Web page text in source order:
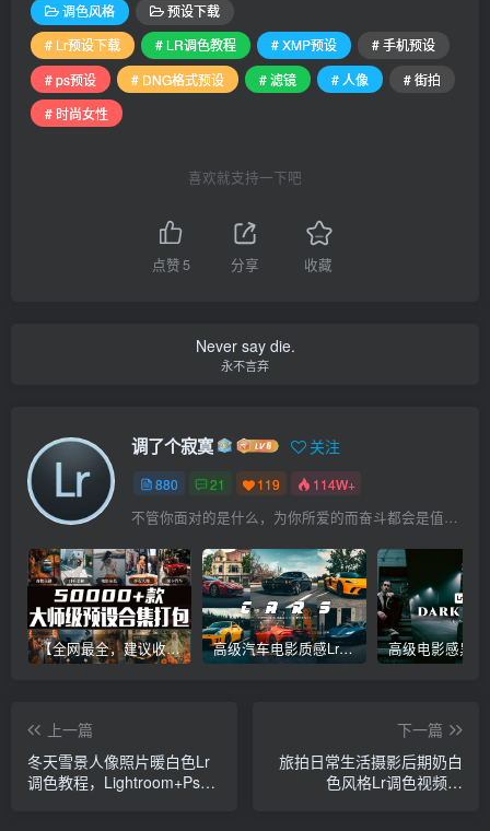
调色风格
预设下载
# Lr预设下载
# LR调色教程 # XMP预设
# 手机预设
# ps预设
# DNG格式预设 # 滤镜 # 人像
# 街拍
# 时尚女性
喜欢就支持一下吧
点赞 5 分享 收藏
Never say die.
永不言弃
调了个寂寞 关注
880 21 119 114W+
不管你面对的是什么，为你所爱的而奋斗都会是值得的
【全网最全，建议收藏】5万多款Lr顶级调色预设合集，精心整理，分类清晰，摄影师调色师必备素材，够用一辈子！ 高级汽车电影质感Lr调色教程，手机滤镜PS+Lightroom预设下载！
上一篇
冬天雪景人像照片暖白色Lr
调色教程，Lightroom+Ps预
下一篇
旅拍日常生活摄影后期奶白
色风格Lr调色视频，